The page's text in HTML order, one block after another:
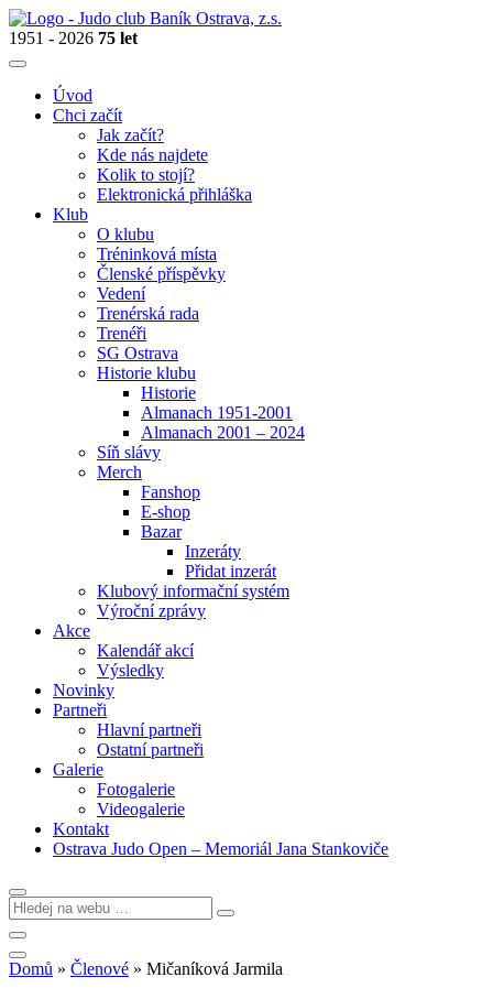
1951 - 2026 75 let
Úvod
Chci začít
Jak začít?
Kde nás najdete
Kolik to stojí?
Elektronická přihláška
Klub
O klubu
Tréninková místa
Členské příspěvky
Vedení
Trenérská rada
Trenéři
SG Ostrava
Historie klubu
Historie
Almanach 1951-2001
Almanach 2001 – 2024
Síň slávy
Merch
Fanshop
E-shop
Bazar
Inzeráty
Přidat inzerát
Klubový informační systém
Výroční zprávy
Akce
Kalendář akcí
Výsledky
Novinky
Partneři
Hlavní partneři
Ostatní partneři
Galerie
Fotogalerie
Videogalerie
Kontakt
Ostrava Judo Open – Memoriál Jana Stankoviče
Domů » Členové » Mičaníková Jarmila